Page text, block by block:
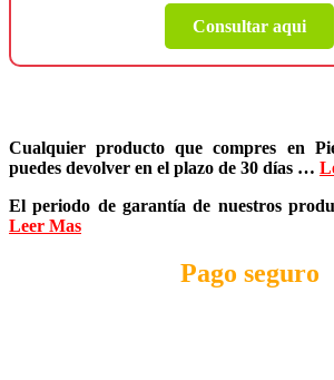
Consultar aqui
Cualquier producto que compres en
puedes devolver en el plazo de 30 días …
El periodo de garantía de nuestros
Leer Mas
Pago seguro